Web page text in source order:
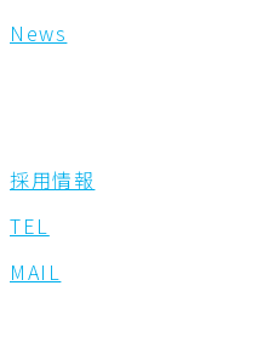
News
採用情報
TEL
MAIL